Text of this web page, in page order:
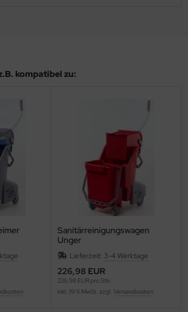
kompatibel zu:
Sanitärreinigungswagen
Unger
Lieferzeit: 3-4 Werktage
226,98 EUR
226,98 EUR pro Stk.
inkl. 19 % MwSt. zzgl. Versandkosten